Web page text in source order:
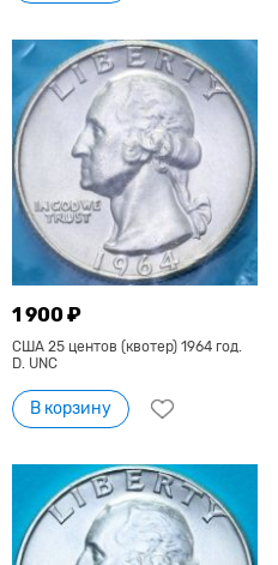
1 900 ₽
США 25 центов (квотер) 1964 год.
D. UNC
В корзину